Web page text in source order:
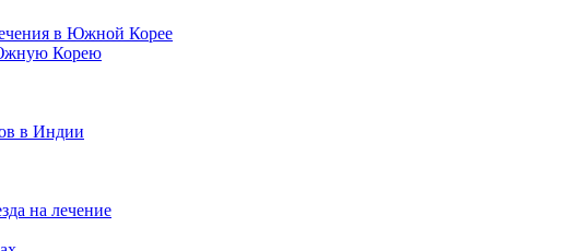
в Южной Корее
Корею
в Индии
на лечение